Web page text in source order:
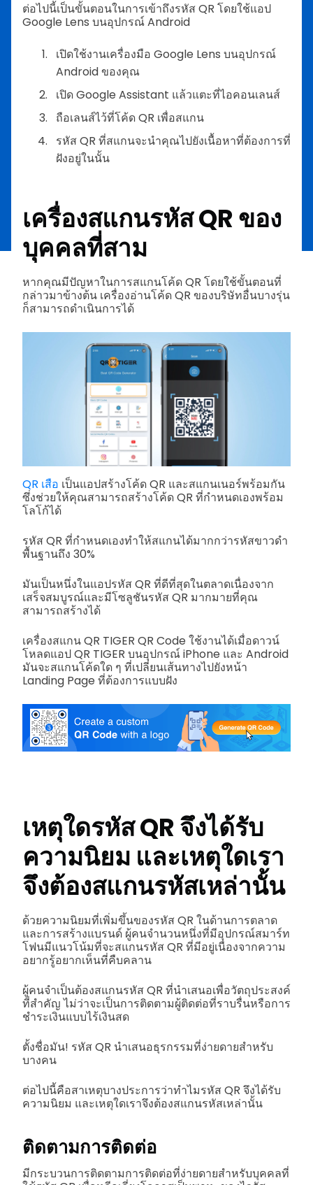
ต่อไปนี้เป็นขั้นตอนในการเข้าถึงรหัส QR โดยใช้แอป
Google Lens บนอุปกรณ์ Android
เปิดใช้งานเครื่องมือ Google Lens บนอุปกรณ์
Android ของคุณ
เปิด Google Assistant แล้วแตะที่ไอคอนเลนส์
ถือเลนส์ไว้ที่โค้ด QR เพื่อสแกน
รหัส QR ที่สแกนจะนำคุณไปยังเนื้อหาที่ต้องการที่
ฝังอยู่ในนั้น
เครื่องสแกนรหัส QR ของ
บุคคลที่สาม
หากคุณมีปัญหาในการสแกนโค้ด QR โดยใช้ขั้นตอนที่
กล่าวมาข้างต้น เครื่องอ่านโค้ด QR ของบริษัทอื่นบางรุ่น
ก็สามารถดำเนินการได้
QR เสือ เป็นแอปสร้างโค้ด QR และสแกนเนอร์พร้อมกัน
ซึ่งช่วยให้คุณสามารถสร้างโค้ด QR ที่กำหนดเองพร้อม
โลโก้ได้
รหัส QR ที่กำหนดเองทำให้สแกนได้มากกว่ารหัสขาวดำ
พื้นฐานถึง 30%
มันเป็นหนึ่งในแอปรหัส QR ที่ดีที่สุดในตลาดเนื่องจาก
เสร็จสมบูรณ์และมีโซลูชันรหัส QR มากมายที่คุณ
สามารถสร้างได้
เครื่องสแกน QR TIGER QR Code ใช้งานได้เมื่อดาวน์
โหลดแอป QR TIGER บนอุปกรณ์ iPhone และ Android
มันจะสแกนโค้ดใด ๆ ที่เปลี่ยนเส้นทางไปยังหน้า
Landing Page ที่ต้องการแบบฝัง
เหตุใดรหัส QR จึงได้รับ
ความนิยม และเหตุใดเรา
จึงต้องสแกนรหัสเหล่านั้น
ด้วยความนิยมที่เพิ่มขึ้นของรหัส QR ในด้านการตลาด
และการสร้างแบรนด์ ผู้คนจำนวนหนึ่งที่มีอุปกรณ์สมาร์ท
โฟนมีแนวโน้มที่จะสแกนรหัส QR ที่มีอยู่เนื่องจากความ
อยากรู้อยากเห็นที่คืบคลาน
ผู้คนจำเป็นต้องสแกนรหัส QR ที่นำเสนอเพื่อวัตถุประสงค์
ที่สำคัญ ไม่ว่าจะเป็นการติดตามผู้ติดต่อที่ราบรื่นหรือการ
ชำระเงินแบบไร้เงินสด
ตั้งชื่อมัน! รหัส QR นำเสนอธุรกรรมที่ง่ายดายสำหรับ
บางคน
ต่อไปนี้คือสาเหตุบางประการว่าทำไมรหัส QR จึงได้รับ
ความนิยม และเหตุใดเราจึงต้องสแกนรหัสเหล่านั้น
ติดตามการติดต่อ
มีกระบวนการติดตามการติดต่อที่ง่ายดายสำหรับบุคคลที่